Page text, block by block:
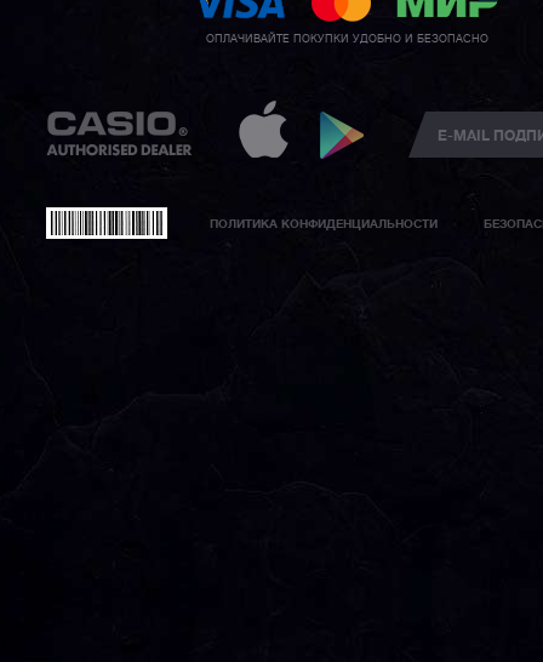
ОПЛАЧИВАЙТЕ ПОКУПКИ УДОБНО И БЕЗОПАСНО
ПОЛИТИКА КОНФИДЕНЦИАЛЬНОСТИ